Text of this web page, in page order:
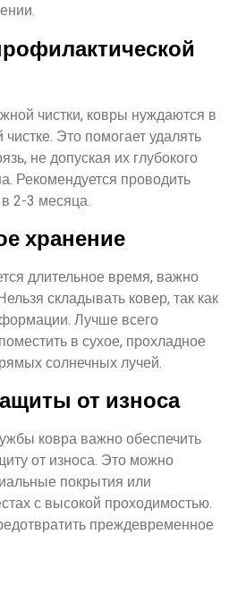
чистки, ковры нуждаются в
Это помогает удалять
не допуская их глубокого
Рекомендуется проводить
2-3 месяца.
хранение
длительное время, важно
складывать ковер, так как
Лучше всего
в сухое, прохладное
солнечных лучей.
от износа
ковра важно обеспечить
от износа. Это можно
покрытия или
с высокой проходимостью.
преждевременное